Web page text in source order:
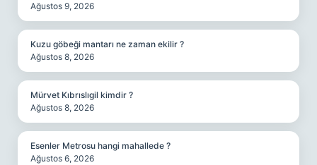
Ağustos 9, 2026
Kuzu göbeği mantarı ne zaman ekilir ?
Ağustos 8, 2026
Mürvet Kıbrıslıgil kimdir ?
Ağustos 8, 2026
Esenler Metrosu hangi mahallede ?
Ağustos 6, 2026